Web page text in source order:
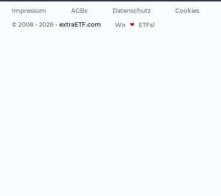
Impressum AGBs Datenschutz
Cookies
© 2008 - 2026 - extraETF.com Wir ETFs!